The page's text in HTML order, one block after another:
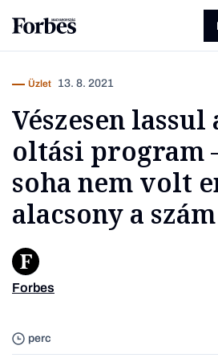
Vagy fedezze fel a
perc
Üzlet 13. 8. 2021
Vészesen
oltási program
soha nem volt
alacsony a szám
Forbes